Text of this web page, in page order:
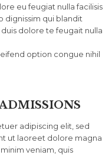
eu feugiat nulla facilisis
dignissim qui blandit
dolore te feugait nulla
option congue nihil
adipiscing elit, sed
ut laoreet dolore magna
veniam, quis